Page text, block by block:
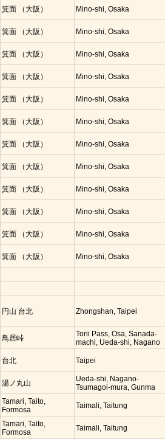
箕面 （大阪） Mino-shi, Osaka
箕面 （大阪） Mino-shi, Osaka
箕面 （大阪） Mino-shi, Osaka
箕面 （大阪） Mino-shi, Osaka
箕面 （大阪） Mino-shi, Osaka
箕面 （大阪） Mino-shi, Osaka
箕面 （大阪） Mino-shi, Osaka
箕面 （大阪） Mino-shi, Osaka
箕面 （大阪） Mino-shi, Osaka
箕面 （大阪） Mino-shi, Osaka
箕面 （大阪） Mino-shi, Osaka
箕面 （大阪） Mino-shi, Osaka
円山 台北 Zhongshan, Taipei
鳥居峠
Torii Pass, Osa, Sanada-
machi, Ueda-shi, Nagano
台北 Taipei
湯ノ丸山
Ueda-shi, Nagano-
Tsumagoi-mura, Gunma
Tamari, Taito,
Formosa
Taimali, Taitung
Tamari, Taito,
Formosa
Taimali, Taitung